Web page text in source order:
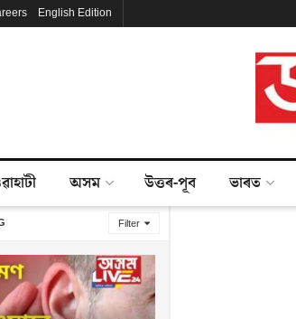
Filter
English Edition
অসম উত্তৰ-পূব ভাৰত